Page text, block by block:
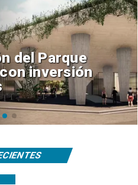
la euforia